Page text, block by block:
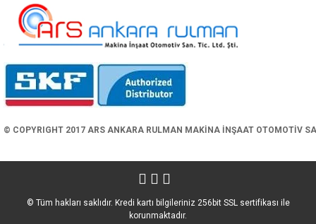
© COPYRIGHT 2017 ARS ANKARA RULMAN MAKİNA İNŞAAT OTOMOTİV
© Tüm hakları saklıdır. Kredi kartı bilgileriniz 256bit SSL sertifikası ile
korunmaktadır.